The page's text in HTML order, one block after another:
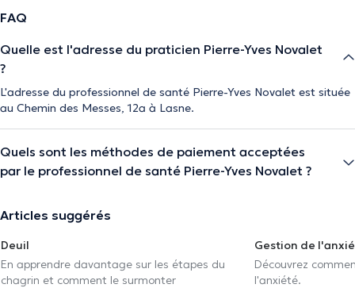
Une approche alignée, sans dogme
Je crois que chacun porte en soi les réponses les plus
justes — mais qu’un regard neutre, une écoute profonde
et un cadre bienveillant peuvent en révéler la clarté.
Je vous accompagne pour faire émerger votre propre
vérité, et avancer à partir d’elle.
informations vérifiées.
FAQ
Quelle est l'adresse du praticien Pierre-Yves Novalet
?
L'adresse du professionnel de santé Pierre-Yves Novalet est située
au Chemin des Messes, 12a à Lasne.
Quels sont les méthodes de paiement acceptées
par le professionnel de santé Pierre-Yves Novalet ?
Articles suggérés
Deuil
En apprendre davantage sur les étapes du
chagrin et comment le surmonter
Gestion de
Découvrez
l'anxiété.